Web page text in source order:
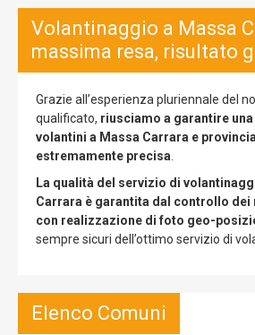
Volantinaggio a Massa
massima resa, risultato
Grazie all’esperienza pluriennale del
qualificato, riusciamo a garantire
volantini a Massa Carrara e
estremamente precisa
La qualità del servizio di
Carrara è garantita dal controllo
con realizzazione di foto geo-
sempre sicuri dell’ottimo servizio di
Elenco Comuni